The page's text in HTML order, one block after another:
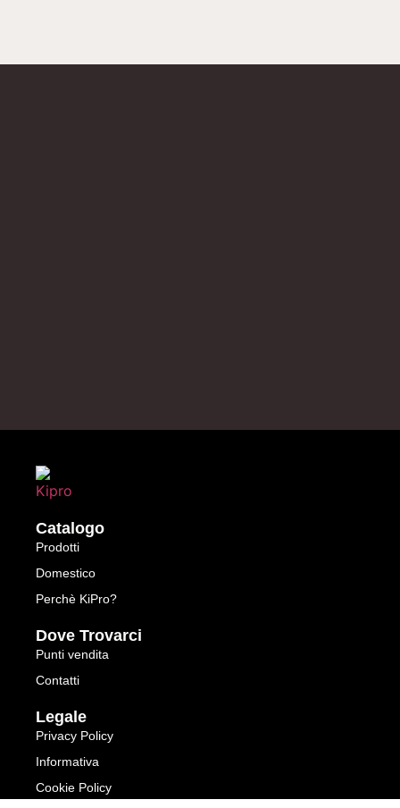
Catalogo
Prodotti
Domestico
Perchè KiPro?
Dove Trovarci
Punti vendita
Contatti
Legale
Privacy Policy
Informativa
Cookie Policy